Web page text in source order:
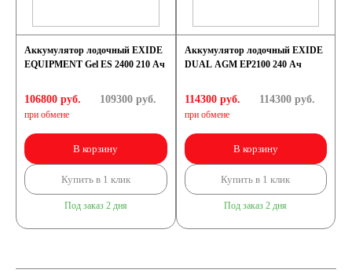
Аккумулятор лодочный EXIDE
EQUIPMENT Gel ES 2400 210 Ач
106800 руб.
при обмене
109300руб.
В корзину
Купить в 1 клик
Под заказ 2 дня
Аккумулятор лодочный EXIDE
DUAL AGM EP2100 240 Ач
114300 руб.
при обмене
114300 руб.
В корзину
Купить в 1 клик
Под заказ 2 дня